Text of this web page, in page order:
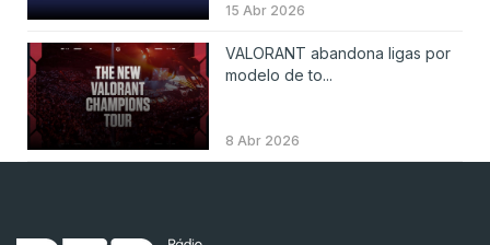
15 Abr 2026
VALORANT abandona ligas por
modelo de to...
8 Abr 2026